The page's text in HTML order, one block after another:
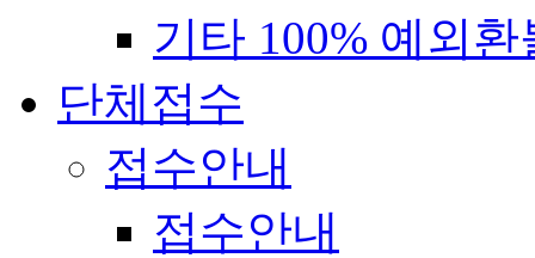
기타 100% 예외환
단체접수
접수안내
접수안내